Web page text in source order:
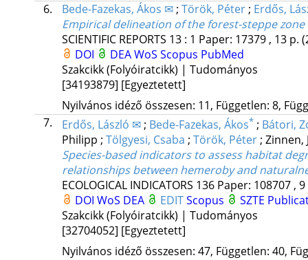
6.
Bede-Fazekas, Ákos ✉ ; Török, Péter ; Erdős,
Empirical delineation of the forest-steppe
SCIENTIFIC REPORTS 13: 1 Paper: 17379 , 13 p.
DOI
DEAWoS Scopus PubMed
Szakcikk (Folyóiratcikk) | Tudományos
[34193879] [Egyeztetett]
Nyilvános idéző összesen: 11, Független: 8,
7.
Erdős, László ✉ ; Bede-Fazekas, Ákos* ; Bátori,
Philipp ; Tölgyesi, Csaba ; Török, Péter ; Zinnen,
Species-based indicators to assess habitat
relationships between hemeroby and
ECOLOGICAL INDICATORS 136 Paper: 108707 ,
DOI WoS DEA EDITScopus
SZTE
Szakcikk (Folyóiratcikk) | Tudományos
[32704052] [Egyeztetett]
Nyilvános idéző összesen: 47, Független: 40,